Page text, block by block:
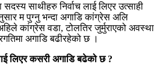
सदस्य साथीहरु निर्वाच लाई लिएर उत्साही
म पुग्नु भन्दा अगाडि कांग्रेस अलि
कांग्रेस वडा, टोलतिर जुर्मुराएको अवस्था
अगाडि बढीरहेको छ ।
लिएर कसरी अगाडि बढेको छ ?